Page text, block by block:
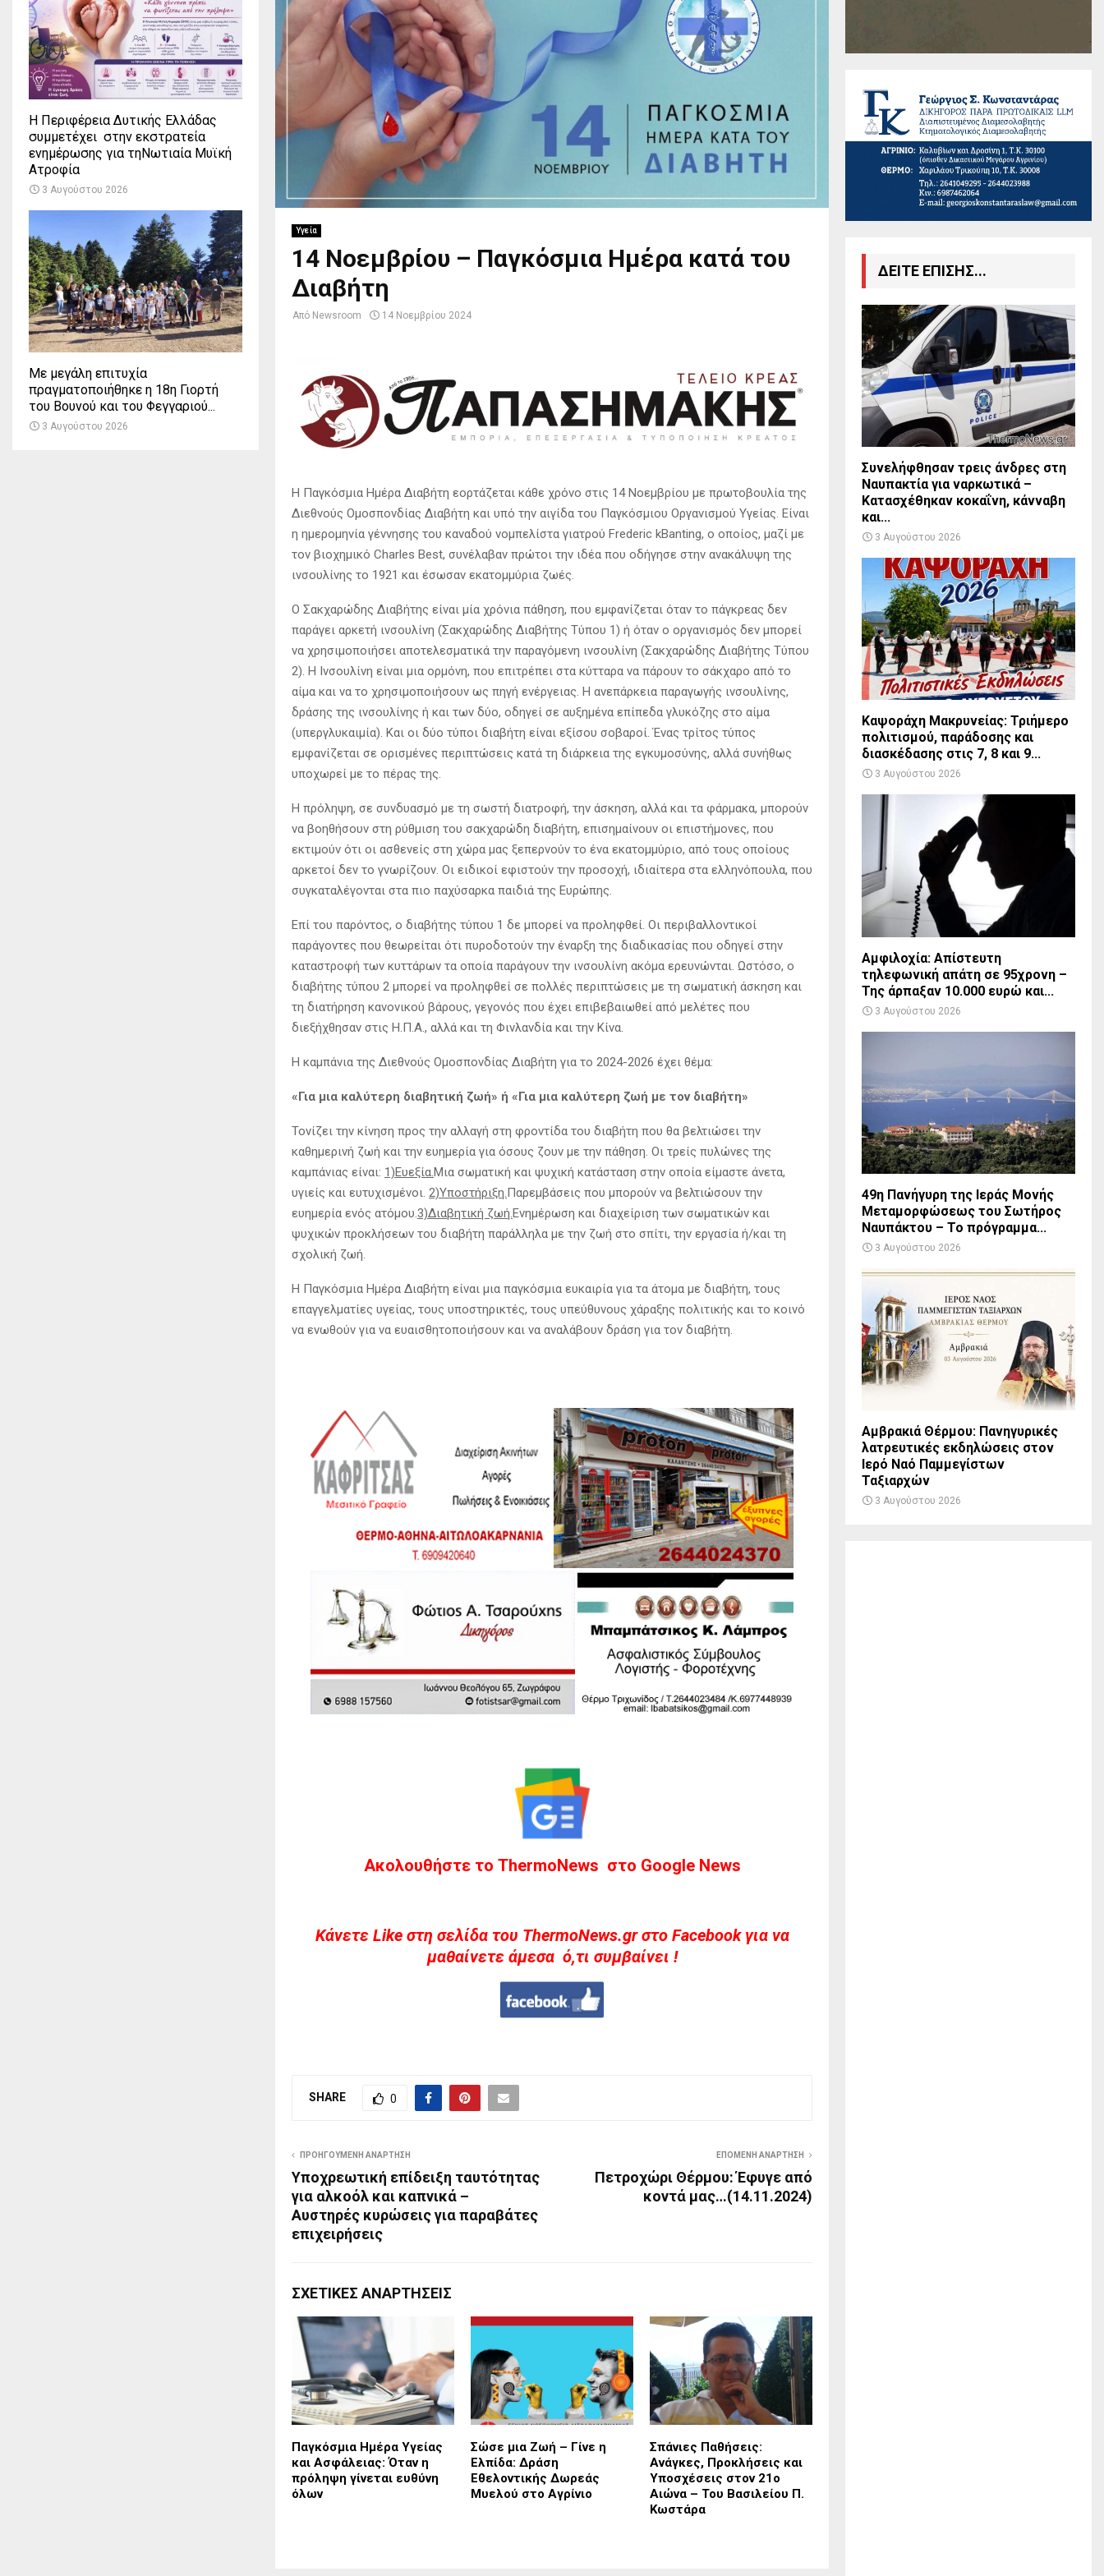
Υγεία
14 Νοεμβρίου – Παγκόσμια Ημέρα κατά του
Διαβήτη
Από Newsroom 14 Νοεμβρίου 2024
Η Παγκόσμια Ημέρα Διαβήτη εορτάζεται κάθε χρόνο στις 14 Νοεμβρίου με πρωτοβουλία της
Διεθνούς Ομοσπονδίας Διαβήτη και υπό την αιγίδα του Παγκόσμιου Οργανισμού Υγείας. Είναι
η ημερομηνία γέννησης του καναδού νομπελίστα γιατρού Frederic kBanting, ο οποίος, μαζί με
τον βιοχημικό Charles Best, συνέλαβαν πρώτοι την ιδέα που οδήγησε στην ανακάλυψη της
ινσουλίνης το 1921 και έσωσαν εκατομμύρια ζωές.
Ο Σακχαρώδης Διαβήτης είναι μία χρόνια πάθηση, που εμφανίζεται όταν το πάγκρεας δεν
παράγει αρκετή ινσουλίνη (Σακχαρώδης Διαβήτης Τύπου 1) ή όταν ο οργανισμός δεν μπορεί
να χρησιμοποιήσει αποτελεσματικά την παραγόμενη ινσουλίνη (Σακχαρώδης Διαβήτης Τύπου
2). Η Ινσουλίνη είναι μια ορμόνη, που επιτρέπει στα κύτταρα να πάρουν το σάκχαρο από το
αίμα και να το χρησιμοποιήσουν ως πηγή ενέργειας. Η ανεπάρκεια παραγωγής ινσουλίνης,
δράσης της ινσουλίνης ή και των δύο, οδηγεί σε αυξημένα επίπεδα γλυκόζης στο αίμα
(υπεργλυκαιμία). Και οι δύο τύποι διαβήτη είναι εξίσου σοβαροί. Ένας τρίτος τύπος
εμφανίζεται σε ορισμένες περιπτώσεις κατά τη διάρκεια της εγκυμοσύνης, αλλά συνήθως
υποχωρεί με το πέρας της.
Η πρόληψη, σε συνδυασμό με τη σωστή διατροφή, την άσκηση, αλλά και τα φάρμακα, μπορούν
να βοηθήσουν στη ρύθμιση του σακχαρώδη διαβήτη, επισημαίνουν οι επιστήμονες, που
εκτιμούν ότι οι ασθενείς στη χώρα μας ξεπερνούν το ένα εκατομμύριο, από τους οποίους
αρκετοί δεν το γνωρίζουν. Οι ειδικοί εφιστούν την προσοχή, ιδιαίτερα στα ελληνόπουλα, που
συγκαταλέγονται στα πιο παχύσαρκα παιδιά της Ευρώπης.
Επί του παρόντος, ο διαβήτης τύπου 1 δε μπορεί να προληφθεί. Οι περιβαλλοντικοί
παράγοντες που θεωρείται ότι πυροδοτούν την έναρξη της διαδικασίας που οδηγεί στην
καταστροφή των κυττάρων τα οποία παράγουν την ινσουλίνη ακόμα ερευνώνται. Ωστόσο, ο
διαβήτης τύπου 2 μπορεί να προληφθεί σε πολλές περιπτώσεις με τη σωματική άσκηση και
τη διατήρηση κανονικού βάρους, γεγονός που έχει επιβεβαιωθεί από μελέτες που
διεξήχθησαν στις Η.Π.Α., αλλά και τη Φινλανδία και την Κίνα.
Η καμπάνια της Διεθνούς Ομοσπονδίας Διαβήτη για το 2024-2026 έχει θέμα:
«Για μια καλύτερη διαβητική ζωή» ή «Για μια καλύτερη ζωή με τον διαβήτη»
Τονίζει την κίνηση προς την αλλαγή στη φροντίδα του διαβήτη που θα βελτιώσει την
καθημερινή ζωή και την ευημερία για όσους ζουν με την πάθηση. Οι τρείς πυλώνες της
καμπάνιας είναι: 1)Ευεξία.Μια σωματική και ψυχική κατάσταση στην οποία είμαστε άνετα,
υγιείς και ευτυχισμένοι. 2)Υποστήριξη.Παρεμβάσεις που μπορούν να βελτιώσουν την
ευημερία ενός ατόμου.3)Διαβητική ζωή.Ενημέρωση και διαχείριση των σωματικών και
ψυχικών προκλήσεων του διαβήτη παράλληλα με την ζωή στο σπίτι, την εργασία ή/και τη
σχολική ζωή.
Η Παγκόσμια Ημέρα Διαβήτη είναι μια παγκόσμια ευκαιρία για τα άτομα με διαβήτη, τους
επαγγελματίες υγείας, τους υποστηρικτές, τους υπεύθυνους χάραξης πολιτικής και το κοινό
να ενωθούν για να ευαισθητοποιήσουν και να αναλάβουν δράση για τον διαβήτη.
Ακολουθήστε το ThermoNews στο Google News
Kάνετε Like στη σελίδα του ThermoNews.gr στο Facebook για να
μαθαίνετε άμεσα ό,τι συμβαίνει !
SHARE 0
ΠΡΟΗΓΟΎΜΕΝΗ ΑΝΆΡΤΗΣΗ
Υποχρεωτική επίδειξη ταυτότητας
για αλκοόλ και καπνικά –
Αυστηρές κυρώσεις για παραβάτες
επιχειρήσεις
ΕΠΌΜΕΝΗ ΑΝΆΡΤΗΣΗ
Πετροχώρι Θέρμου: Έφυγε από
κοντά μας…(14.11.2024)
ΣΧΕΤΙΚΈΣ ΑΝΑΡΤΉΣΕΙΣ
Παγκόσμια Ημέρα Υγείας
και Ασφάλειας: Όταν η
πρόληψη γίνεται ευθύνη
όλων
Σώσε μια Ζωή – Γίνε η
Ελπίδα: Δράση
Εθελοντικής Δωρεάς
Μυελού στο Αγρίνιο
Σπάνιες Παθήσεις:
Ανάγκες, Προκλήσεις και
Υποσχέσεις στον 21ο
Αιώνα – Του Βασιλείου Π.
Κωστάρα
Η Περιφέρεια Δυτικής Ελλάδας
συμμετέχει στην εκστρατεία
ενημέρωσης για τηΝωτιαία Μυϊκή
Ατροφία
3 Αυγούστου 2026
Με μεγάλη επιτυχία
πραγματοποιήθηκε η 18η Γιορτή
του Βουνού και του Φεγγαριού...
3 Αυγούστου 2026
ΔΕΙΤΕ ΕΠΙΣΗΣ...
Συνελήφθησαν τρεις άνδρες στη
Ναυπακτία για ναρκωτικά –
Κατασχέθηκαν κοκαΐνη, κάνναβη
και...
3 Αυγούστου 2026
Καψοράχη Μακρυνείας: Τριήμερο
πολιτισμού, παράδοσης και
διασκέδασης στις 7, 8 και 9...
3 Αυγούστου 2026
Αμφιλοχία: Απίστευτη
τηλεφωνική απάτη σε 95χρονη –
Της άρπαξαν 10.000 ευρώ και...
3 Αυγούστου 2026
49η Πανήγυρη της Ιεράς Μονής
Μεταμορφώσεως του Σωτήρος
Ναυπάκτου – Το πρόγραμμα...
3 Αυγούστου 2026
Αμβρακιά Θέρμου: Πανηγυρικές
λατρευτικές εκδηλώσεις στον
Ιερό Ναό Παμμεγίστων
Ταξιαρχών
3 Αυγούστου 2026